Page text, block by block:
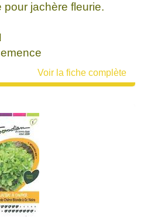
jachère fleurie.
Voir la fiche complète